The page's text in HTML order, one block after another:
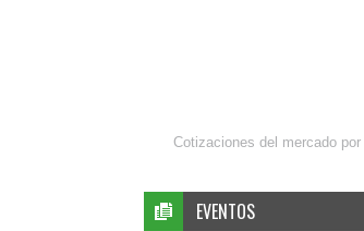
Cotizaciones del mercado por
EVENTOS